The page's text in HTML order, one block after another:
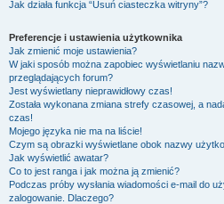
Jak działa funkcja “Usuń ciasteczka witryny”?
Preferencje i ustawienia użytkownika
Jak zmienić moje ustawienia?
W jaki sposób można zapobiec wyświetlaniu
przeglądających forum?
Jest wyświetlany nieprawidłowy czas!
Została wykonana zmiana strefy czasowej, a
czas!
Mojego języka nie ma na liście!
Czym są obrazki wyświetlane obok nazwy
Jak wyświetlić awatar?
Co to jest ranga i jak można ją zmienić?
Podczas próby wysłania wiadomości e-mail do
zalogowanie. Dlaczego?